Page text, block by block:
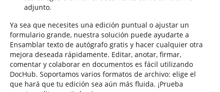
adjunto.
Ya sea que necesites una edición puntual o ajustar un
formulario grande, nuestra solución puede ayudarte a
Ensamblar texto de autógrafo gratis y hacer cualquier otra
mejora deseada rápidamente. Editar, anotar, firmar,
comentar y colaborar en documentos es fácil utilizando
DocHub. Soportamos varios formatos de archivo: elige el
que hará que tu edición sea aún más fluida. ¡Prueba